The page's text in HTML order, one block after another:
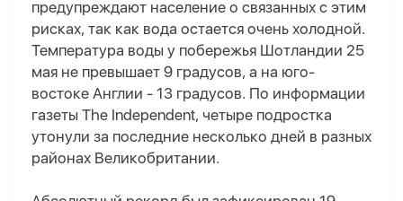
предупреждают население о связанных с этим
рисках, так как вода остается очень холодной.
Температура воды у побережья Шотландии 25
мая не превышает 9 градусов, а на юго-
востоке Англии - 13 градусов. По информации
газеты The Independent, четыре подростка
утонули за последние несколько дней в разных
районах Великобритании.